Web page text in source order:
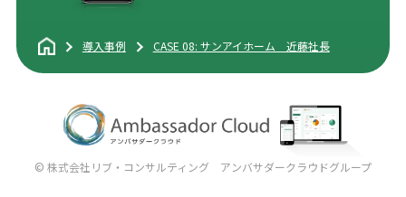
導入事例 CASE 08: サンアイホーム 近藤社長
© 株式会社リブ・コンサルティング アンバサダークラウドグループ